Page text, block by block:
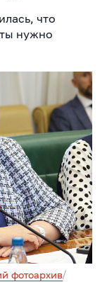
что
нужно
фотоархив/